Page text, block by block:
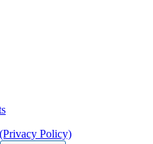
Policy)